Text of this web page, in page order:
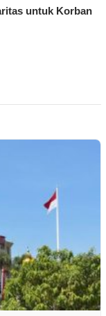
untuk Korban